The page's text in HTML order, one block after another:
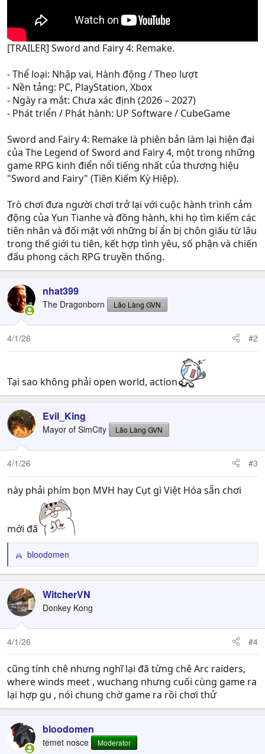
[TRAILER] Sword and Fairy 4: Remake.
- Thể loại: Nhập vai, Hành động / Theo lượt
- Nền tảng: PC, PlayStation, Xbox
- Ngày ra mắt: Chưa xác định (2026 – 2027)
- Phát triển / Phát hành: UP Software / CubeGame
Sword and Fairy 4: Remake là phiên bản làm lại hiện đại
của The Legend of Sword and Fairy 4, một trong những
game RPG kinh điển nổi tiếng nhất của thương hiệu
"Sword and Fairy" (Tiên Kiếm Kỳ Hiệp).
Trò chơi đưa người chơi trở lại với cuộc hành trình cảm
động của Yun Tianhe và đồng hành, khi họ tìm kiếm các
tiên nhân và đối mặt với những bí ẩn bị chôn giấu từ lâu
trong thế giới tu tiên, kết hợp tình yêu, số phận và chiến
đấu phong cách RPG truyền thống.
nhat399
The Dragonborn Lão Làng GVN
4/1/26 #2
Tại sao không phải open world, action
Evil_King
Mayor of SimCity Lão Làng GVN
4/1/26 #3
này phải phím bọn MVH hay Cụt gì Việt Hóa sẵn chơi
mới đã
R
e
c
t
i
o
n
s
bloodomen
WitcherVN
Donkey Kong
4/1/26 #4
cũng tính chê nhưng nghĩ lại đã từng chê Arc raiders,
where winds meet , wuchang nhưng cuối cùng game ra
lại hợp gu , nói chung chờ game ra rồi chơi thử
bloodomen
temet nosce Moderator